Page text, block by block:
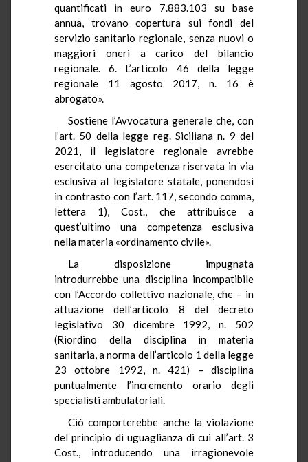
quantificati in euro 7.883.103 su base
annua, trovano copertura sui fondi del
servizio sanitario regionale, senza nuovi o
maggiori oneri a carico del bilancio
regionale. 6. L’articolo 46 della legge
regionale 11 agosto 2017, n. 16 è
abrogato».
Sostiene l’Avvocatura generale che, con
l’art. 50 della legge reg. Siciliana n. 9 del
2021, il legislatore regionale avrebbe
esercitato una competenza riservata in via
esclusiva al legislatore statale, ponendosi
in contrasto con l’art. 117, secondo comma,
lettera 1), Cost., che attribuisce a
quest’ultimo una competenza esclusiva
nella materia «ordinamento civile».
La disposizione impugnata
introdurrebbe una disciplina incompatibile
con l’Accordo collettivo nazionale, che – in
attuazione dell’articolo 8 del decreto
legislativo 30 dicembre 1992, n. 502
(Riordino della disciplina in materia
sanitaria, a norma dell’articolo 1 della legge
23 ottobre 1992, n. 421) – disciplina
puntualmente l’incremento orario degli
specialisti ambulatoriali.
Ciò comporterebbe anche la violazione
del principio di uguaglianza di cui all’art. 3
Cost., introducendo una irragionevole